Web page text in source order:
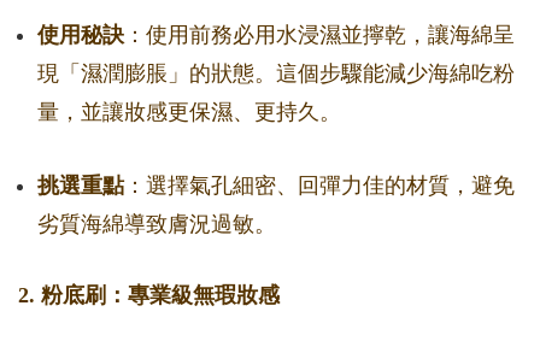
使用秘訣 ：使用前務必用水浸濕並擰乾，讓海綿呈
現「濕潤膨脹」的狀態。這個步驟能減少海綿吃粉
量，並讓妝感更保濕、更持久。
挑選重點：選擇氣孔細密、回彈力佳的材質，避免
劣質海綿導致膚況過敏。
2. 粉底刷：專業級無瑕妝感